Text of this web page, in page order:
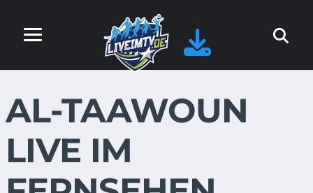
AL-TAAWOUN
LIVE IM